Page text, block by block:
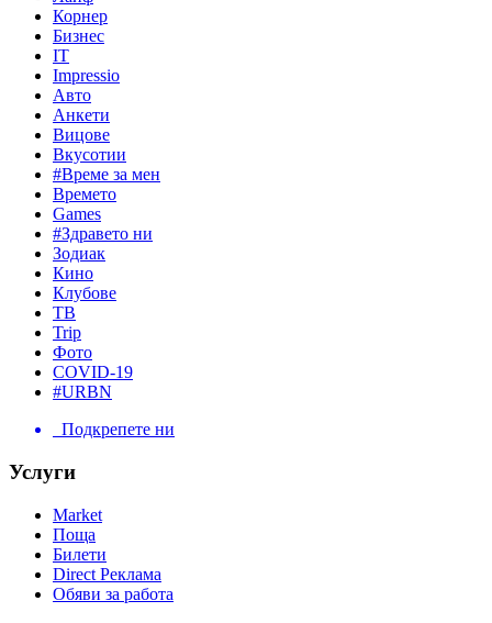
Корнер
Бизнес
IT
Impressio
Авто
Анкети
Вицове
Вкусотии
#Време за мен
Времето
Games
#Здравето ни
Зодиак
Кино
Клубове
ТВ
Trip
Фото
COVID-19
#URBN
Подкрепете ни
Услуги
Market
Поща
Билети
Direct Реклама
Обяви за работа